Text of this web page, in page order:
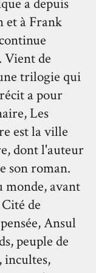
et à Frank
Vient de
trilogie qui
a pour
Les
est la ville
dont l'auteur
son roman.
avant
de
Ansul
peuple de
incultes,